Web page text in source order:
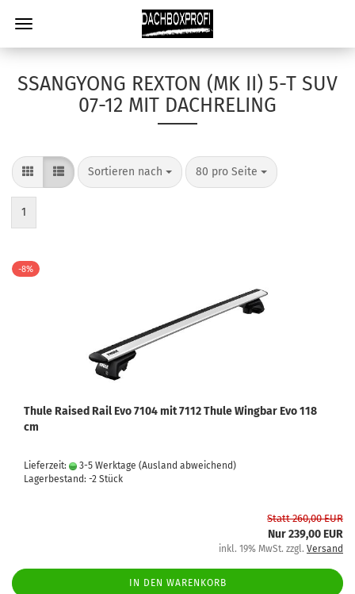
SSANGYONG REXTON (MK II) 5-T SUV
07-12 MIT DACHRELING
Sortieren nach 80 pro Seite
1
-8%
Thule Raised Rail Evo 7104 mit 7112 Thule Wingbar Evo 118
cm
Lieferzeit: 3-5 Werktage (Ausland abweichend)
Lagerbestand: -2 Stück
Statt 260,00 EUR
Nur 239,00 EUR
inkl. 19% MwSt. zzgl. Versand
IN DEN WARENKORB